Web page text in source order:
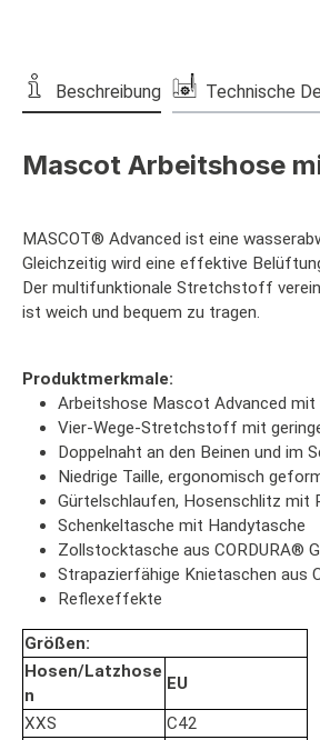
Beschreibung Technische
Mascot Arbeitshose
MASCOT® Advanced ist eine
Gleichzeitig wird eine effektive
Der multifunktionale Stretchstoff
ist weich und bequem zu tragen.
Produktmerkmale:
Arbeitshose Mascot Advanced mit
Vier-Wege-Stretchstoff mit
Doppelnaht an den Beinen und im
Niedrige Taille, ergonomisch
Gürtelschlaufen, Hosenschlitz mit
Schenkeltasche mit Handytasche
Zollstocktasche aus CORDURA®
Strapazierfähige Knietaschen aus
Reflexeffekte
Größen:
Hosen/Latzhose
n
EU
XXS
C42